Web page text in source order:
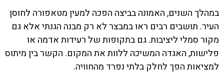
במהלך השנים, האמונה בביצה הפכה למעין מטאפורה לחוסן
העיר. תושבים רבים ראו במבצר לא רק מבנה הגנתי אלא גם
מקור סמלי ליציבות. גם בתקופות של רעידות אדמה או
פלישות, האגדה המשיכה ללוות את המקום. הקשר בין מיתוס
למציאות הפך לחלק בלתי נפרד מהחוויה.